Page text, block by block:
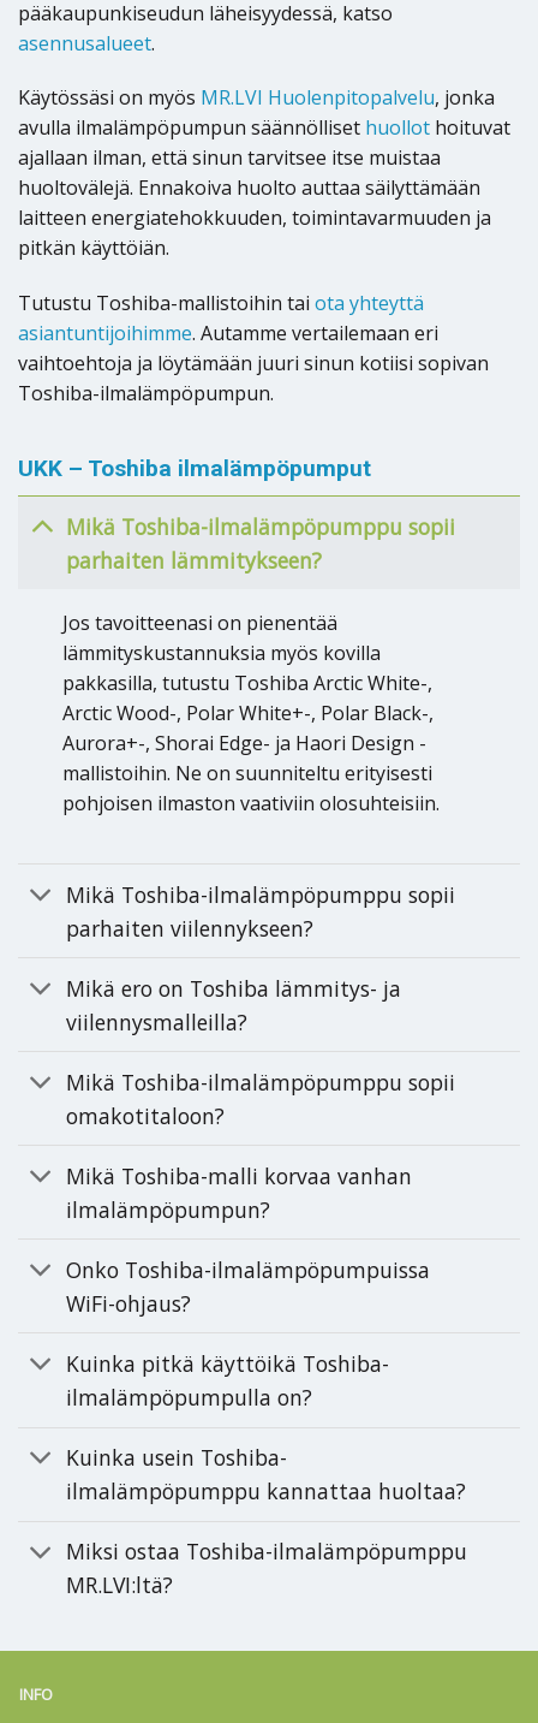
pääkaupunkiseudun läheisyydessä, katso
asennusalueet.
Käytössäsi on myös MR.LVI Huolenpitopalvelu, jonka
avulla ilmalämpöpumpun säännölliset huollot hoituvat
ajallaan ilman, että sinun tarvitsee itse muistaa
huoltovälejä. Ennakoiva huolto auttaa säilyttämään
laitteen energiatehokkuuden, toimintavarmuuden ja
pitkän käyttöiän.
Tutustu Toshiba-mallistoihin tai ota yhteyttä
asiantuntijoihimme. Autamme vertailemaan eri
vaihtoehtoja ja löytämään juuri sinun kotiisi sopivan
Toshiba-ilmalämpöpumpun.
UKK – Toshiba ilmalämpöpumput
Mikä Toshiba-ilmalämpöpumppu sopii
parhaiten lämmitykseen?
Jos tavoitteenasi on pienentää
lämmityskustannuksia myös kovilla
pakkasilla, tutustu Toshiba Arctic White-,
Arctic Wood-, Polar White+-, Polar Black-,
Aurora+-, Shorai Edge- ja Haori Design -
mallistoihin. Ne on suunniteltu erityisesti
pohjoisen ilmaston vaativiin olosuhteisiin.
Mikä Toshiba-ilmalämpöpumppu sopii
parhaiten viilennykseen?
Mikä ero on Toshiba lämmitys- ja
viilennysmalleilla?
Mikä Toshiba-ilmalämpöpumppu sopii
omakotitaloon?
Mikä Toshiba-malli korvaa vanhan
ilmalämpöpumpun?
Onko Toshiba-ilmalämpöpumpuissa
WiFi-ohjaus?
Kuinka pitkä käyttöikä Toshiba-
ilmalämpöpumpulla on?
Kuinka usein Toshiba-
ilmalämpöpumppu kannattaa huoltaa?
Miksi ostaa Toshiba-ilmalämpöpumppu
MR.LVI:ltä?
INFO